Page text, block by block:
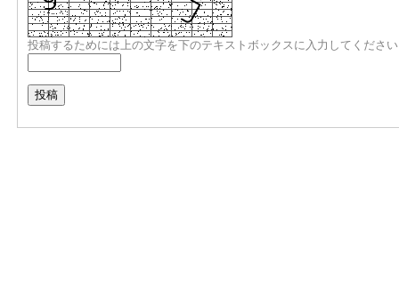
投稿するためには上の文字を下のテキストボックスに入力してくださ